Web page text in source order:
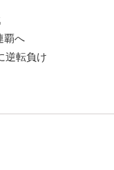
覇へ
逆転負け